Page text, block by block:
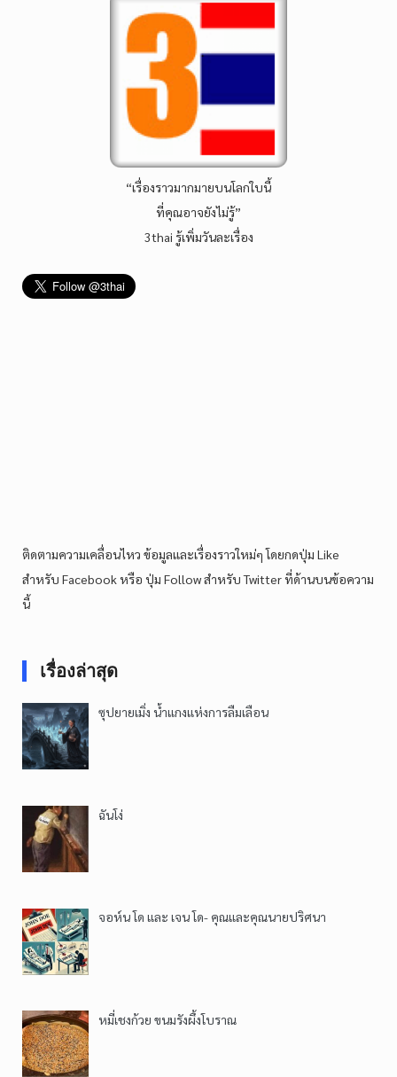
“เรื่องราวมากมายบนโลกใบนี้
ที่คุณอาจยังไม่รู้”
3thai รู้เพิ่มวันละเรื่อง
ติดตามความเคลื่อนไหว ข้อมูลและเรื่องราวใหม่ๆ โดยกดปุ่ม Like
สำหรับ Facebook หรือ ปุ่ม Follow สำหรับ Twitter ที่ด้านบนข้อความ
นี้
เรื่องล่าสุด
ซุปยายเมิ่ง น้ำแกงแห่งการลืมเลือน
ฉันโง่
จอห์น โด และ เจน โด- คุณและคุณนายปริศนา
หมี่เชงก้วย ขนมรังผึ้งโบราณ